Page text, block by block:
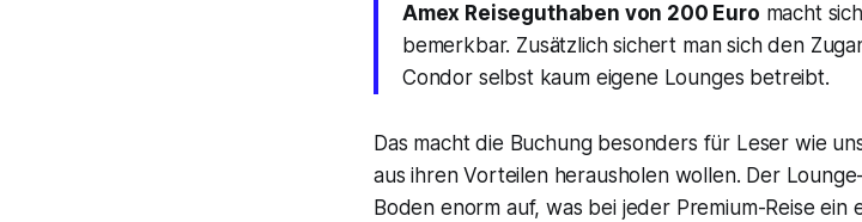
Amex Reiseguthaben von 200 Euro macht
bemerkbar. Zusätzlich sichert man sich den
Condor selbst kaum eigene Lounges betreibt.
Das macht die Buchung besonders für Leser wie
aus ihren Vorteilen herausholen wollen. Der
Boden enorm auf, was bei jeder Premium-Reise